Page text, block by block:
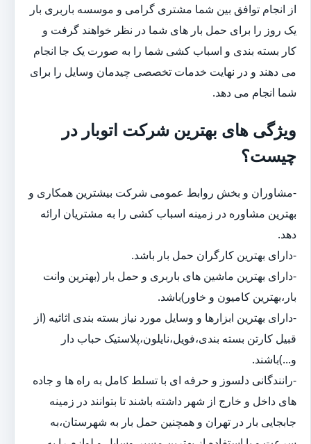
از انجام توافق بین شما مشتری گرامی و موسسه باربری بار
یک روز را برای حمل بار های شما در نظر خواهند گرفت و
کار بسته بندی و اسباب کشی شما را به صورت یک جا انجام
می دهند و در نهایت خدمات تخصصی چیدمان وسایل را برای
شما انجام می دهد.
ویژگی های بهترین شرکت اتوبار در
چیست؟
-مشاوران و بخش روابط عمومی شرکت بیشترین همکاری و
بهترین مشاوره در زمینه اسباب کشی را به مشتریان ارائه
دهد.
-دارای بهترین کارگران حمل بار باشد.
-دارای بهترین ماشین های باربری و حمل بار (بهترین وانت
بار،بهترین کامیون و خاور)باشد.
-دارای بهترین ابزارها و وسایل مورد نیاز بسته بندی اثاثیه (از
قبیل کارتن بسته بندی،فویل،نایلون،پلاستیک حباب دار
و...)باشند.
-رانندگانی دلسوز و حرفه ای با تسلط کامل به راه ها و جاده
های داخل و خارج از شهر داشته باشند تا بتوانند در زمینه
جابجایی بار در تهران و همچنین حمل بار به شهرستان،به